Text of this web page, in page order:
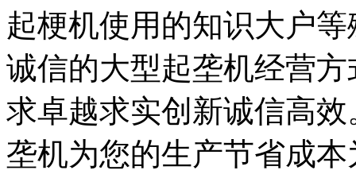
起梗机使用的知识大户
诚信的大型起垄机经营
求卓越求实创新诚信高
垄机为您的生产节省成